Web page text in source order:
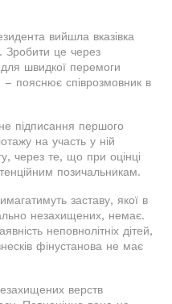
вийшла вказівка
Зробити це через
швидкої перемоги
пояснює співрозмовник в
підписання першого
на участь у ній
через те, що при оцінці
позичальникам.
заставу, якої в
незахищених, немає.
неповнолітніх дітей,
фінустанова не має
верств